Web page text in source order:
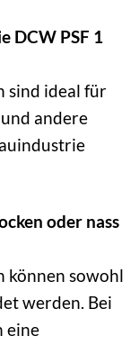
DCW PSF 1
sind ideal für
andere
oder nass
können sowohl
werden. Bei
eine